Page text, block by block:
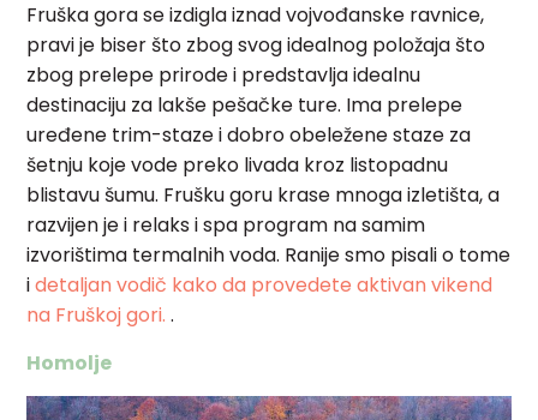
Fruška gora se izdigla iznad vojvođanske ravnice,
pravi je biser što zbog svog idealnog položaja što
zbog prelepe prirode i predstavlja idealnu
destinaciju za lakše pešačke ture. Ima prelepe
uređene trim-staze i dobro obeležene staze za
šetnju koje vode preko livada kroz listopadnu
blistavu šumu. Frušku goru krase mnoga izletišta, a
razvijen je i relaks i spa program na samim
izvorištima termalnih voda. Ranije smo pisali o tome
idetaljan vodič kako da provedete aktivan vikend
na Fruškoj gori..
Homolje